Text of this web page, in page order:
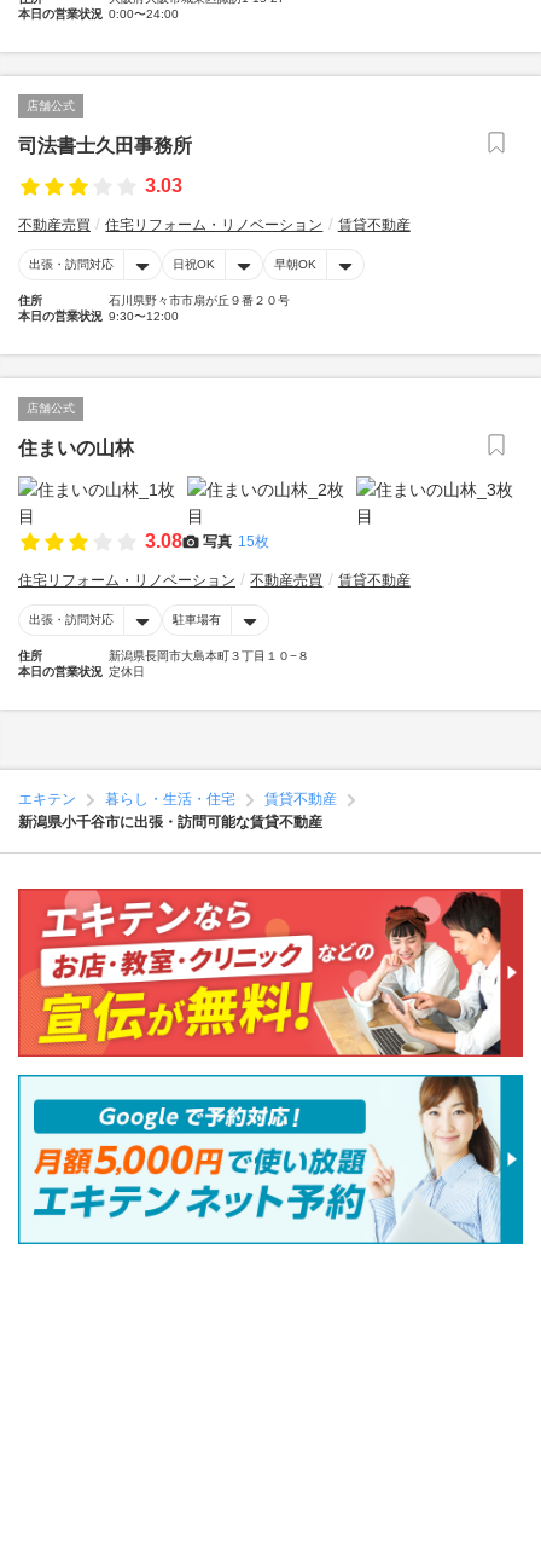
本日の営業状況 0:00〜24:00
店舗公式
司法書士久田事務所
3.03
不動産売買 住宅リフォーム・リノベーション 賃貸不動産
出張・訪問対応 日祝OK 早朝OK
住所
石川県野々市市扇が丘９番２０号
本日の営業状況 9:30〜12:00
店舗公式
住まいの山林
3.08 写真 15枚
住宅リフォーム・リノベーション 不動産売買 賃貸不動産
出張・訪問対応 駐車場有
住所
新潟県長岡市大島本町３丁目１０−８
本日の営業状況 定休日
エキテン 暮らし・生活・住宅
賃貸不動産
新潟県小千谷市に出張・訪問可能な賃貸不動産